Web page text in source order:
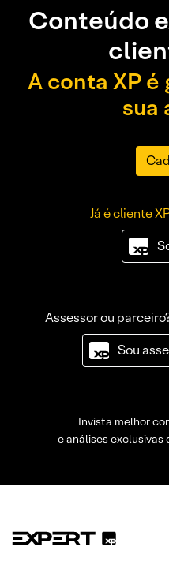
Conteúdo
A conta XP é
sua
Já é cliente
Assessor ou
Sou
Invista melhor
e análises exclusivas